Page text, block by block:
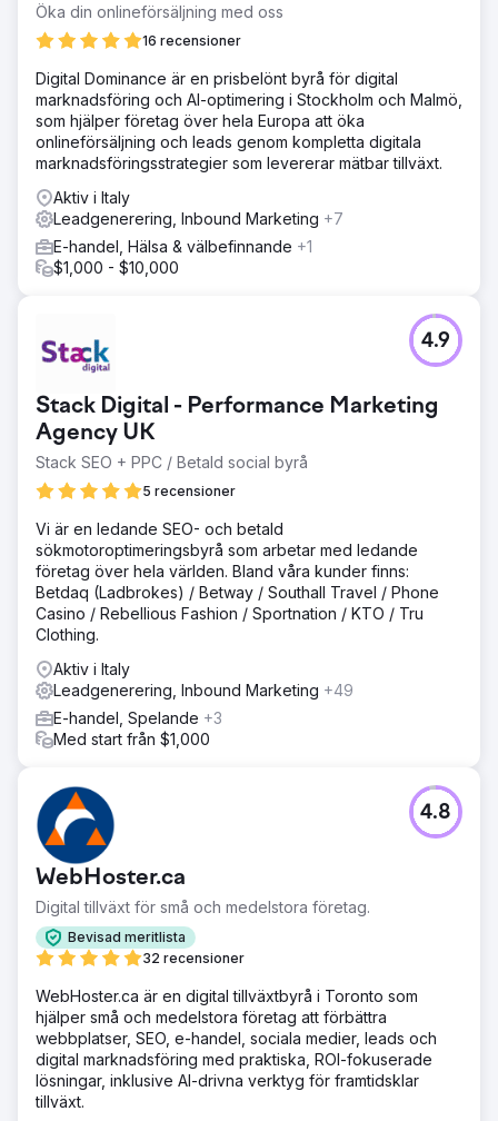
Öka din onlineförsäljning med oss
16 recensioner
Digital Dominance är en prisbelönt byrå för digital
marknadsföring och AI-optimering i Stockholm och Malmö,
som hjälper företag över hela Europa att öka
onlineförsäljning och leads genom kompletta digitala
marknadsföringsstrategier som levererar mätbar tillväxt.
Aktiv i Italy
Leadgenerering, Inbound Marketing +7
E-handel, Hälsa & välbefinnande +1
$1,000 - $10,000
Stack Digital - Performance Marketing
Agency UK
Stack SEO + PPC / Betald social byrå
5 recensioner
4.9
Vi är en ledande SEO- och betald
sökmotoroptimeringsbyrå som arbetar med ledande
företag över hela världen. Bland våra kunder finns:
Betdaq (Ladbrokes) / Betway / Southall Travel / Phone
Casino / Rebellious Fashion / Sportnation / KTO / Tru
Clothing.
Aktiv i Italy
Leadgenerering, Inbound Marketing +49
E-handel, Spelande +3
Med start från $1,000
WebHoster.ca
Digital tillväxt för små och medelstora företag.
Bevisad meritlista
32 recensioner
4.8
WebHoster.ca är en digital tillväxtbyrå i Toronto som
hjälper små och medelstora företag att förbättra
webbplatser, SEO, e-handel, sociala medier, leads och
digital marknadsföring med praktiska, ROI-fokuserade
lösningar, inklusive AI-drivna verktyg för framtidsklar
tillväxt.